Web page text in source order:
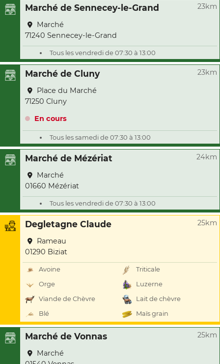
Marché de Sennecey-le-Grand 23km
Marché
71240 Sennecey-le-Grand
Tous les vendredi de 07:30 à 13:00
Marché de Cluny 23km
Place du Marché
71250 Cluny
En cours
Tous les samedi de 07:30 à 13:00
Marché de Mézériat 24km
Marché
01660 Mézériat
Tous les vendredi de 07:30 à 13:00
Degletagne Claude 25km
Rameau
01290 Biziat
Avoine
Triticale
Orge
Luzerne
Viande de Chèvre
Lait de chèvre
Blé
Maïs grain
Marché de Vonnas 25km
Marché